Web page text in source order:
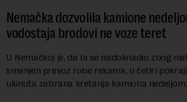
Nemačka dozvolila kamione
vodostaja brodovi ne voze teret
U Nemačkoj je, da bi se nadoknadio zbog
smanjen prevoz robe rekama, u četiri
ukinuta zabrana kretanja kamiona